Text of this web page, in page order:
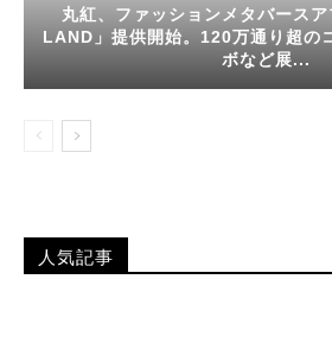
丸紅、ファッションメタバース
LAND」提供開始。120万通り超の
ボなど展...
人気記事